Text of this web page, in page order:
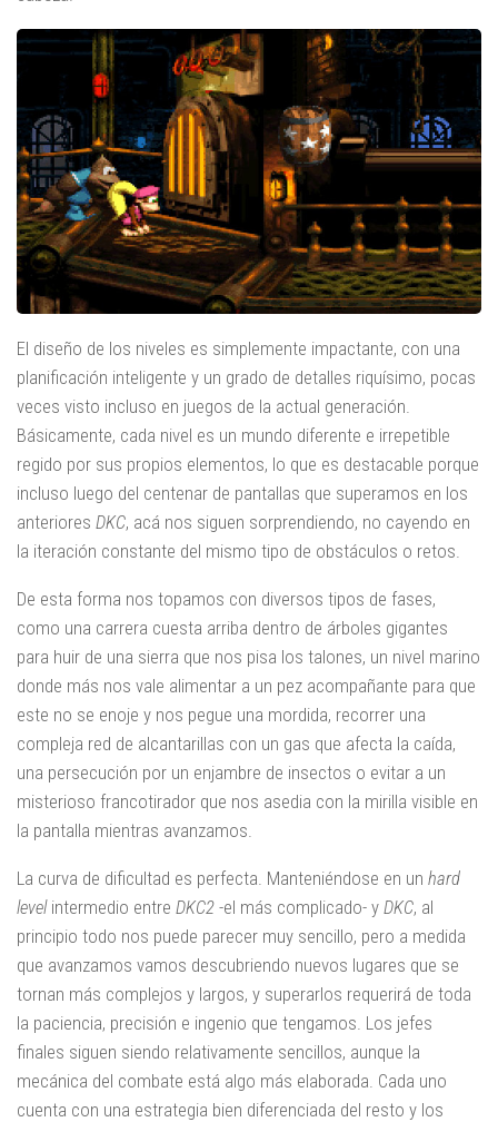
El diseño de los niveles es simplemente impactante, con una
planificación inteligente y un grado de detalles riquísimo, pocas
veces visto incluso en juegos de la actual generación.
Básicamente, cada nivel es un mundo diferente e irrepetible
regido por sus propios elementos, lo que es destacable porque
incluso luego del centenar de pantallas que superamos en los
anteriores DKC, acá nos siguen sorprendiendo, no cayendo en
la iteración constante del mismo tipo de obstáculos o retos.
De esta forma nos topamos con diversos tipos de fases,
como una carrera cuesta arriba dentro de árboles gigantes
para huir de una sierra que nos pisa los talones, un nivel marino
donde más nos vale alimentar a un pez acompañante para que
este no se enoje y nos pegue una mordida, recorrer una
compleja red de alcantarillas con un gas que afecta la caída,
una persecución por un enjambre de insectos o evitar a un
misterioso francotirador que nos asedia con la mirilla visible en
la pantalla mientras avanzamos.
La curva de dificultad es perfecta. Manteniéndose en un hard
levelintermedio entre DKC2 -el más complicado- y DKC, al
principio todo nos puede parecer muy sencillo, pero a medida
que avanzamos vamos descubriendo nuevos lugares que se
tornan más complejos y largos, y superarlos requerirá de toda
la paciencia, precisión e ingenio que tengamos. Los jefes
finales siguen siendo relativamente sencillos, aunque la
mecánica del combate está algo más elaborada. Cada uno
cuenta con una estrategia bien diferenciada del resto y los